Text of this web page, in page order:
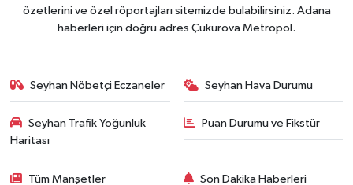
özetlerini ve özel röportajları sitemizde bulabilirsiniz. Adana
haberleri için doğru adres Çukurova Metropol.
Seyhan Nöbetçi Eczaneler Seyhan Hava Durumu
Seyhan Trafik Yoğunluk
Haritası
Puan Durumu ve Fikstür
Tüm Manşetler Son Dakika Haberleri